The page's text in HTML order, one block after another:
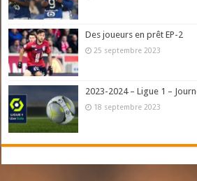
Des joueurs en prêt EP-2
25 septembre 2023
2023-2024 – Ligue 1 –
18 septembre 2023